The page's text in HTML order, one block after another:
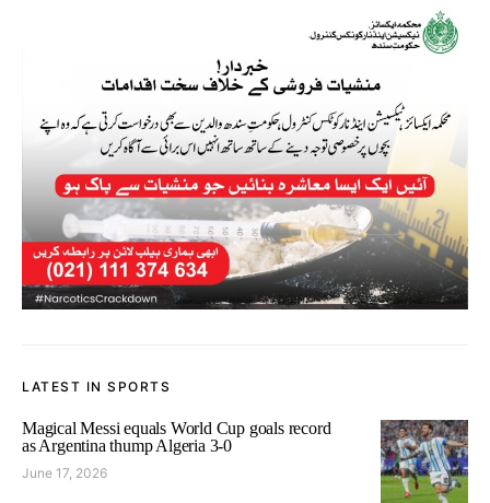
LATEST IN SPORTS
Magical Messi equals World Cup goals record
as Argentina thump Algeria 3-0
June 17, 2026